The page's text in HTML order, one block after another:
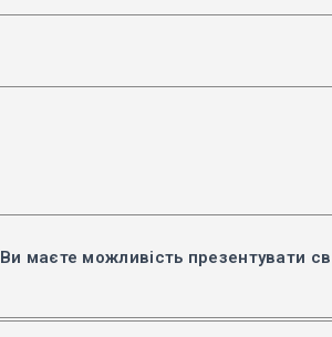
новій
Ви маєте можливість презентувати